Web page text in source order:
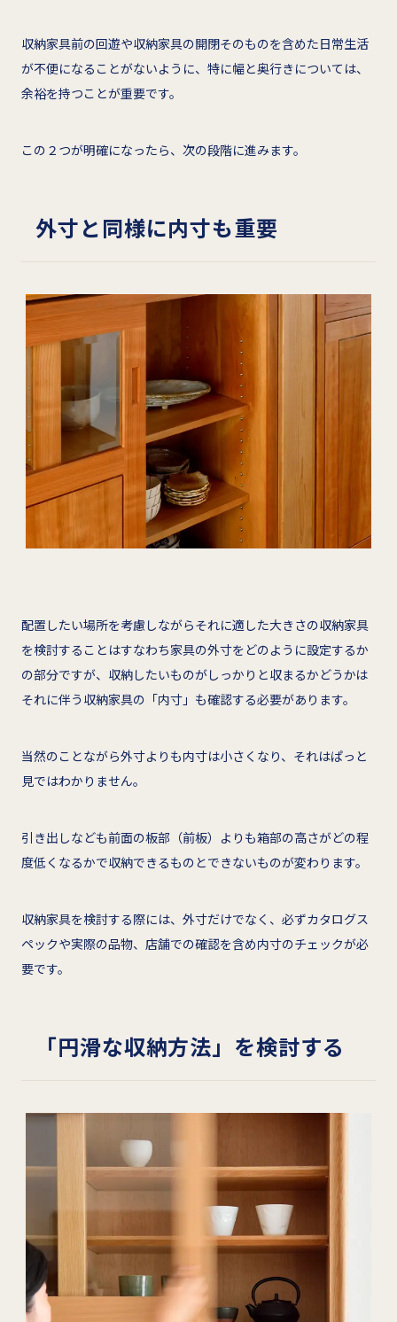
収納家具前の回遊や収納家具の開閉そのものを含めた日常生活
が不便になることがないように、特に幅と奥行きについては、
余裕を持つことが重要です。
この２つが明確になったら、次の段階に進みます。
外寸と同様に内寸も重要
配置したい場所を考慮しながらそれに適した大きさの収納家具
を検討することはすなわち家具の外寸をどのように設定するか
の部分ですが、収納したいものがしっかりと収まるかどうかは
それに伴う収納家具の「内寸」も確認する必要があります。
当然のことながら外寸よりも内寸は小さくなり、それはぱっと
見ではわかりません。
引き出しなども前面の板部（前板）よりも箱部の高さがどの程
度低くなるかで収納できるものとできないものが変わります。
収納家具を検討する際には、外寸だけでなく、必ずカタログス
ペックや実際の品物、店舗での確認を含め内寸のチェックが必
要です。
「円滑な収納方法」を検討する